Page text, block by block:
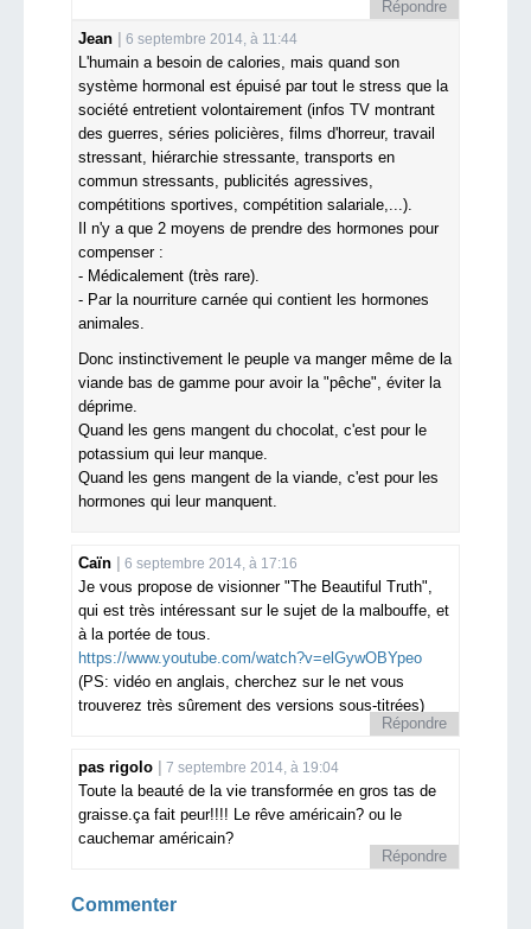
Répondre
Jean
6 septembre 2014, à 11:44
L'humain a besoin de calories, mais quand son
système hormonal est épuisé par tout le stress que la
société entretient volontairement (infos TV montrant
des guerres, séries policières, films d'horreur, travail
stressant, hiérarchie stressante, transports en
commun stressants, publicités agressives,
compétitions sportives, compétition salariale,...).
Il n'y a que 2 moyens de prendre des hormones pour
compenser :
- Médicalement (très rare).
- Par la nourriture carnée qui contient les hormones
animales.
Donc instinctivement le peuple va manger même de la
viande bas de gamme pour avoir la "pêche", éviter la
déprime.
Quand les gens mangent du chocolat, c'est pour le
potassium qui leur manque.
Quand les gens mangent de la viande, c'est pour les
hormones qui leur manquent.
Caïn 6 septembre 2014, à 17:16
Je vous propose de visionner "The Beautiful Truth",
qui est très intéressant sur le sujet de la malbouffe, et
à la portée de tous.
https://www.youtube.com/watch?v=elGywOBYpeo
(PS: vidéo en anglais, cherchez sur le net vous
trouverez très sûrement des versions sous-titrées)
Répondre
pas rigolo 7 septembre 2014, à 19:04
Toute la beauté de la vie transformée en gros tas de
graisse.ça fait peur!!!! Le rêve américain? ou le
cauchemar américain?
Répondre
Commenter